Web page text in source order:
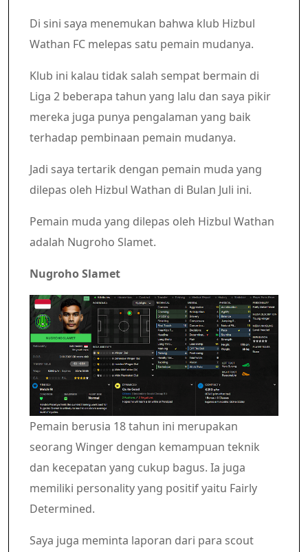
Di sini saya menemukan bahwa klub Hizbul
Wathan FC melepas satu pemain mudanya.
Klub ini kalau tidak salah sempat bermain di
Liga 2 beberapa tahun yang lalu dan saya pikir
mereka juga punya pengalaman yang baik
terhadap pembinaan pemain mudanya.
Jadi saya tertarik dengan pemain muda yang
dilepas oleh Hizbul Wathan di Bulan Juli ini.
Pemain muda yang dilepas oleh Hizbul Wathan
adalah Nugroho Slamet.
Nugroho Slamet
Pemain berusia 18 tahun ini merupakan
seorang Winger dengan kemampuan teknik
dan kecepatan yang cukup bagus. Ia juga
memiliki personality yang positif yaitu Fairly
Determined.
Saya juga meminta laporan dari para scout